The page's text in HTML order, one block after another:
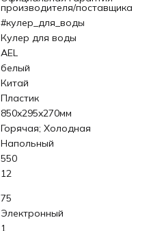
производителя/поставщика
#кулер_для_воды
Кулер для воды
AEL
белый
Китай
Пластик
850x295x270мм
Горячая; Холодная
Напольный
550
12
75
Электронный
1